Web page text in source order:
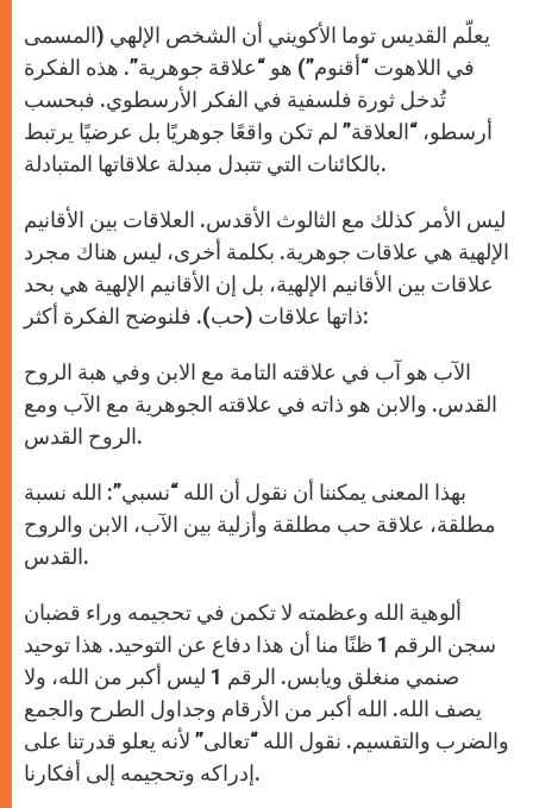
يعلّم القديس توما الأكويني أن الشخص الإلهي (المسمى
في اللاهوت “أقنوم”) هو “علاقة جوهرية”. هذه الفكرة
تُدخل ثورة فلسفية في الفكر الأرسطوي. فبحسب
أرسطو، “العلاقة” لم تكن واقعًا جوهريًا بل عرضيًا يرتبط
بالكائنات التي تتبدل مبدلة علاقاتها المتبادلة.
ليس الأمر كذلك مع الثالوث الأقدس. العلاقات بين الأقانيم
الإلهية هي علاقات جوهرية. بكلمة أخرى، ليس هناك مجرد
علاقات بين الأقانيم الإلهية، بل إن الأقانيم الإلهية هي بحد
ذاتها علاقات (حب). فلنوضح الفكرة أكثر:
الآب هو آب في علاقته التامة مع الابن وفي هبة الروح
القدس. والابن هو ذاته في علاقته الجوهرية مع الآب ومع
الروح القدس.
بهذا المعنى يمكننا أن نقول أن الله “نسبي”: الله نسبة
مطلقة، علاقة حب مطلقة وأزلية بين الآب، الابن والروح
القدس.
ألوهية الله وعظمته لا تكمن في تحجيمه وراء قضبان
سجن الرقم 1 ظنًا منا أن هذا دفاع عن التوحيد. هذا توحيد
صنمي منغلق ويابس. الرقم 1 ليس أكبر من الله، ولا
يصف الله. الله أكبر من الأرقام وجداول الطرح والجمع
والضرب والتقسيم. نقول الله “تعالى” لأنه يعلو قدرتنا على
إدراكه وتحجيمه إلى أفكارنا.